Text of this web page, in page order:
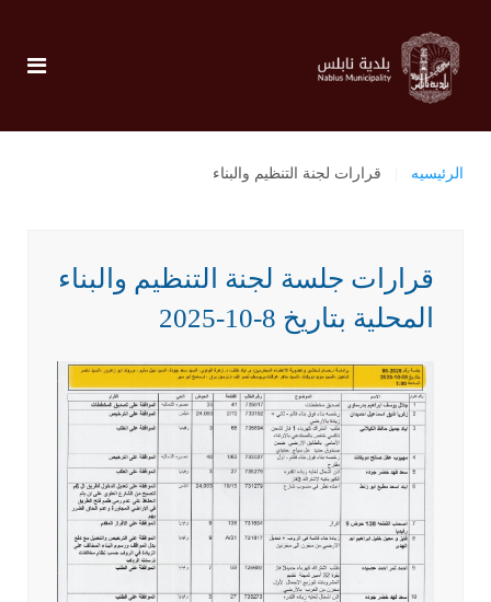
الرئيسيه قرارات لجنة التنظيم والبناء
قرارات جلسة لجنة التنظيم والبناء
المحلية بتاريخ 8-10-2025